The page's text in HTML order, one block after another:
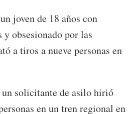
joven de 18 años con
obsesionado por las
a tiros a nueve personas en
solicitante de asilo hirió
en un tren regional en